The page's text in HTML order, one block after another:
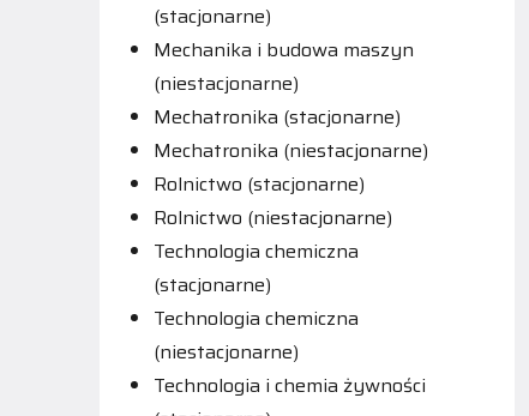
(stacjonarne)
Mechanika i budowa maszyn
(niestacjonarne)
Mechatronika (stacjonarne)
Mechatronika (niestacjonarne)
Rolnictwo (stacjonarne)
Rolnictwo (niestacjonarne)
Technologia chemiczna
(stacjonarne)
Technologia chemiczna
(niestacjonarne)
Technologia i chemia żywności